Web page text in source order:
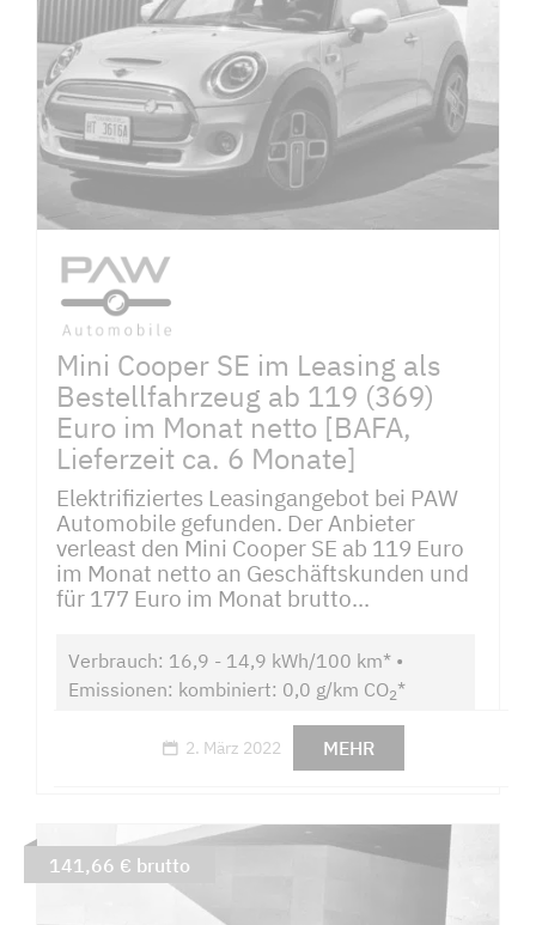
Mini Cooper SE im Leasing als
Bestellfahrzeug ab 119 (369)
Euro im Monat netto [BAFA,
Lieferzeit ca. 6 Monate]
Elektrifiziertes Leasingangebot bei PAW
Automobile gefunden. Der Anbieter
verleast den Mini Cooper SE ab 119 Euro
im Monat netto an Geschäftskunden und
für 177 Euro im Monat brutto...
Verbrauch: 16,9 - 14,9 kWh/100 km* •
Emissionen: kombiniert: 0,0 g/km CO2*
2. März 2022 MEHR
141,66 € brutto